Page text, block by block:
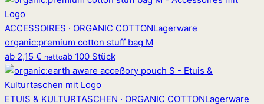
ACCESSOIRES · ORGANIC COTTONLagerware
organic:premium cotton stuff bag M
ab 2,15 € nettoab 100 Stück
ETUIS & KULTURTASCHEN · ORGANIC COTTONLagerware